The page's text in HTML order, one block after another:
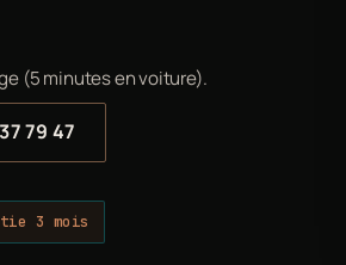
(5 minutes en voiture).
79 47
3 mois